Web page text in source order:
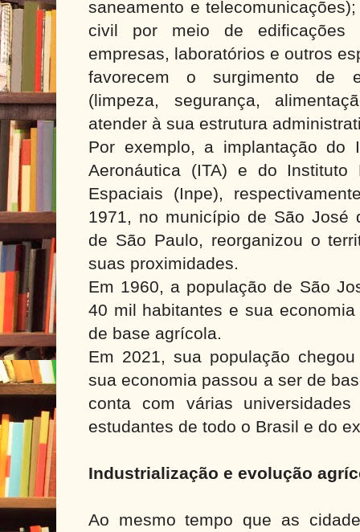
saneamento e
civil por meio de edificações
empresas, laboratórios e outros
favorecem o surgimento de
(limpeza, segurança,
atender à sua estrutura
Por exemplo, a implantação do
Aeronáutica (ITA) e do Instituto
Espaciais (Inpe),
1971, no município de São José
de São Paulo, reorganizou o
suas proximidades.
Em 1960, a população de São
40 mil habitantes e sua
de base agrícola.
Em 2021, sua população
sua economia passou a ser de
conta com várias
estudantes de todo o Brasil e do
Industrialização e evolução
Ao mesmo tempo que as